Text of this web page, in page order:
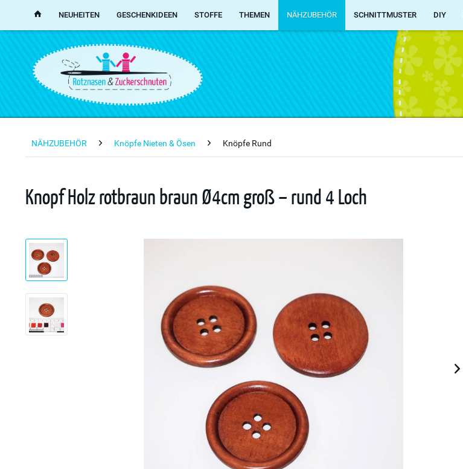
NEUHEITEN GESCHENKIDEEN STOFFE THEMEN NÄHZUBEHÖR SCHNITTMUSTER DIY
NÄHZUBEHÖR Knöpfe Nieten & Ösen Knöpfe Rund
Knopf Holz rotbraun braun Ø4cm groß – rund 4 Loch